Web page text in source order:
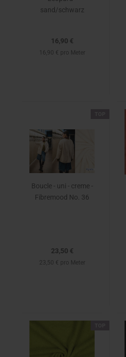
sand/schwarz
16,90 €
16,90 € pro Meter
Boucle - uni - creme -
Fibremood No. 36
23,50 €
23,50 € pro Meter